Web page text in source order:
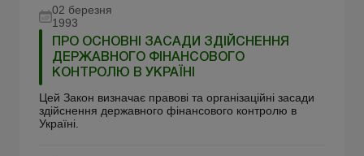
02 березня
1993
ПРО ОСНОВНІ ЗАСАДИ ЗДІЙСНЕННЯ
ДЕРЖАВНОГО ФІНАНСОВОГО
КОНТРОЛЮ В УКРАЇНІ
Цей Закон визначає правові та організаційні засади
здійснення державного фінансового контролю в
Україні.